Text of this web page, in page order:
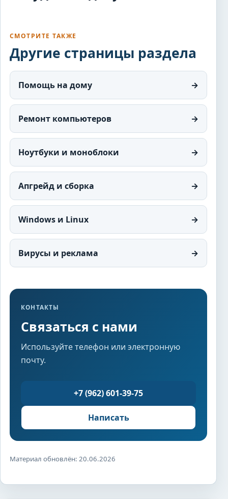
СМОТРИТЕ ТАКЖЕ
Другие страницы раздела
Помощь на дому →
Ремонт компьютеров →
Ноутбуки и моноблоки →
Апгрейд и сборка →
Windows и Linux →
Вирусы и реклама →
КОНТАКТЫ
Связаться с нами
Используйте телефон или электронную
почту.
+7 (962) 601-39-75
Написать
Материал обновлён: 20.06.2026